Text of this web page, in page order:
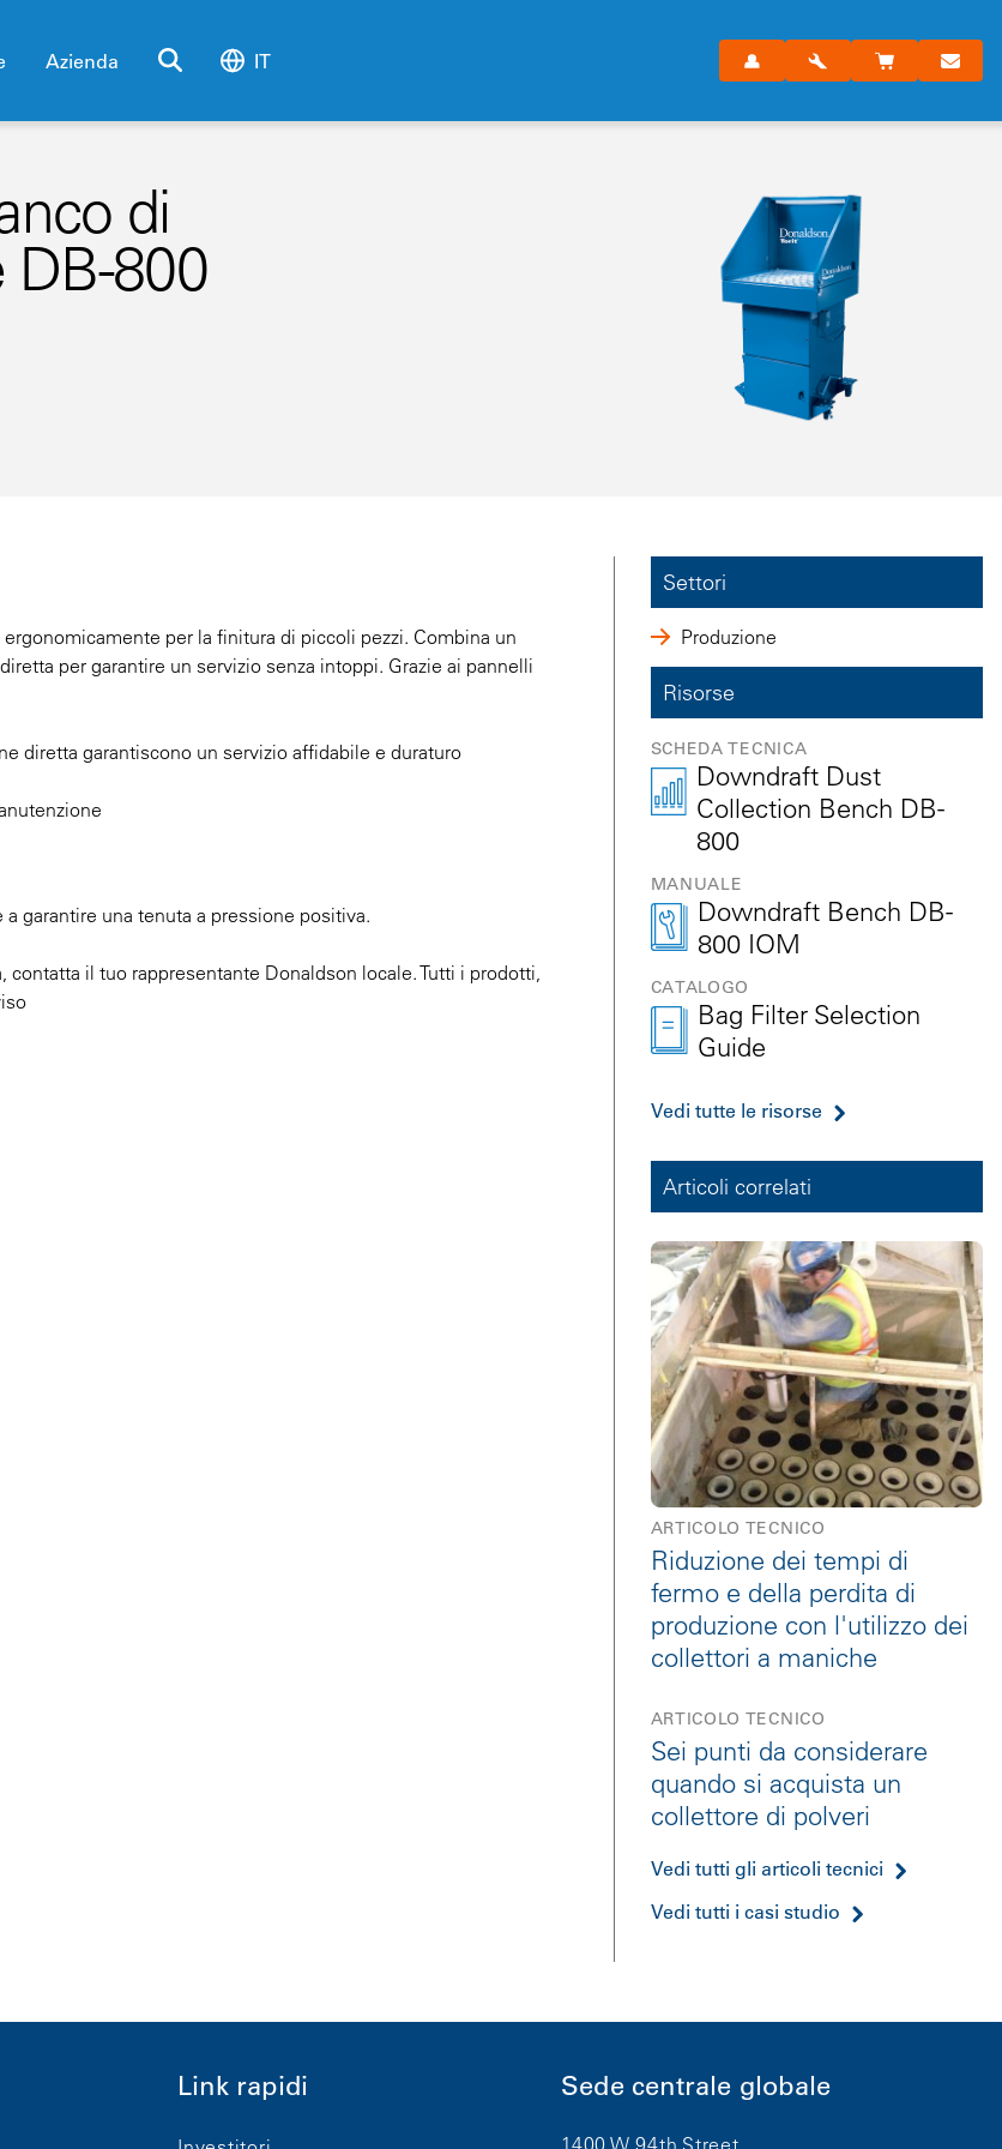
Azienda IT
di
DB-800
per la finitura di piccoli pezzi. Combina un
per garantire un servizio senza intoppi. Grazie ai pannelli
diretta garantiscono un servizio affidabile e duraturo
garantire una tenuta a pressione positiva.
il tuo rappresentante Donaldson locale. Tutti i prodotti,
Settori
Produzione
Risorse
SCHEDA TECNICA
Downdraft Dust
Collection Bench DB-
800
MANUALE
Downdraft Bench DB-
800 IOM
CATALOGO
Bag Filter Selection
Guide
Vedi tutte le risorse
Articoli correlati
ARTICOLO TECNICO
Riduzione dei tempi di
fermo e della perdita di
produzione con l'utilizzo dei
collettori a maniche
ARTICOLO TECNICO
Sei punti da considerare
quando si acquista un
collettore di polveri
Vedi tutti gli articoli tecnici
Vedi tutti i casi studio
Link rapidi Sede centrale globale